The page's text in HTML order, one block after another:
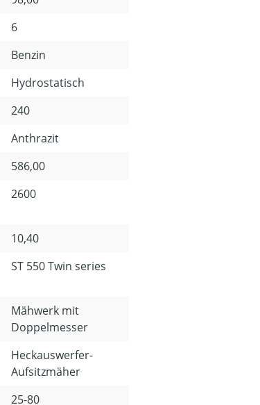
6
Benzin
Hydrostatisch
240
Anthrazit
586,00
2600
10,40
ST 550 Twin series
Mähwerk mit
Doppelmesser
Heckauswerfer-
Aufsitzmäher
25-80